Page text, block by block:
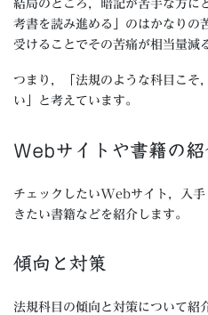
結局のところ，暗記が苦手な方に
考書を読み進める」のはかなりの
受けることでその苦痛が相当量減
つまり，「法規のような科目こそ
い」と考えています。
Webサイトや書籍の紹
チェックしたいWebサイト，入
きたい書籍などを紹介します。
傾向と対策
法規科目の傾向と対策について紹